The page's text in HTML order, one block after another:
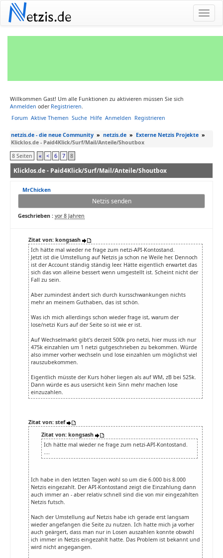
Netzis.de
Willkommen Gast! Um alle Funktionen zu aktivieren müssen Sie sich
Anmelden oder Registrieren.
Forum Aktive Themen Suche Hilfe Anmelden Registrieren
netzis.de - die neue Community » netzis.de » Externe Netzis Projekte »
Klicklos.de - Paid4Klick/Surf/Mail/Anteile/Shoutbox
8 Seiten
« < 6 7 8
Klicklos.de - Paid4Klick/Surf/Mail/Anteile/Shoutbox
MrChicken
Netzis senden
Geschrieben : vor 8 Jahren
Zitat von: kongsash
Ich hätte mal wieder ne frage zum netzi-API-Kontostand.
Jetzt ist die Umstellung auf Netzis ja schon ne Weile her. Dennoch
ist der Account ständig ständig leer. Hätte eigentlich erwartet das
sich das von alleine bessert wenn umgestellt ist. Scheint nicht der
Fall zu sein.
Aber zumindest ändert sich durch kursschwankungen nichts
mehr an meinem Guthaben, das ist schön.
Was ich mich allerdings schon wieder frage ist, warum der
lose/netzi Kurs auf der Seite so ist wie er ist.
Auf Wechselmarkt gibt's derzeit 500k pro netzi, hier muss ich nur
475k einzahlen um 1 netzi gutgeschrieben zu bekommen. Würde
also immer vorher wechseln und lose einzahlen um möglichst viel
rauszubekommen.
Eigentlich müsste der Kurs höher liegen als auf WM, zB bei 525k.
Dann würde es aus usersicht kein Sinn mehr machen lose
einzuzahlen.
Zitat von: stef
Zitat von: kongsash
Ich hätte mal wieder ne frage zum netzi-API-Kontostand.
....
Ich habe in den letzten Tagen wohl so um die 6.000 bis 8.000
Netzis eingezahlt. Der API-Kontostand zeigt die Einzahlung dann
auch immer an - aber relativ schnell sind die von mir eingezahlten
Netzis futsch.
Nach der Umstellung auf Netzis habe ich gerade erst langsam
wieder angefangen die Seite zu nutzen. Ich hatte mich ja vorher
auch geärgert, dass man nur in Losen auszahlen konnte obwohl
ich immer in Netzis eingezahlt hatte. Das Problem ist bekannt und
wird nicht angegangen.